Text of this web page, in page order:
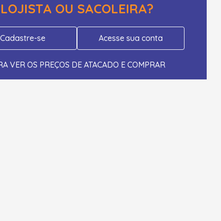
LOJISTA OU SACOLEIRA?
Cadastre-se Acesse sua conta
VER OS PREÇOS DE ATACADO E COMPRAR